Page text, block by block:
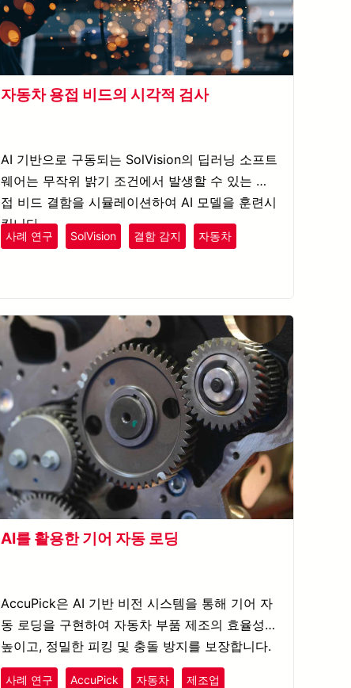
자동차 용접 비드의 시각적 검사
AI 기반으로 구동되는 SolVision의 딥러닝 소프트
웨어는 무작위 밝기 조건에서 발생할 수 있는 용
접 비드 결함을 시뮬레이션하여 AI 모델을 훈련시
킵니다.
사례 연구 SolVision 결함 감지 자동차
AI를 활용한 기어 자동 로딩
AccuPick은 AI 기반 비전 시스템을 통해 기어 자
동 로딩을 구현하여 자동차 부품 제조의 효율성을
높이고, 정밀한 피킹 및 충돌 방지를 보장합니다.
사례 연구 AccuPick 자동차 제조업